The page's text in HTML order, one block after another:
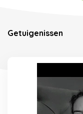
Getuigenissen